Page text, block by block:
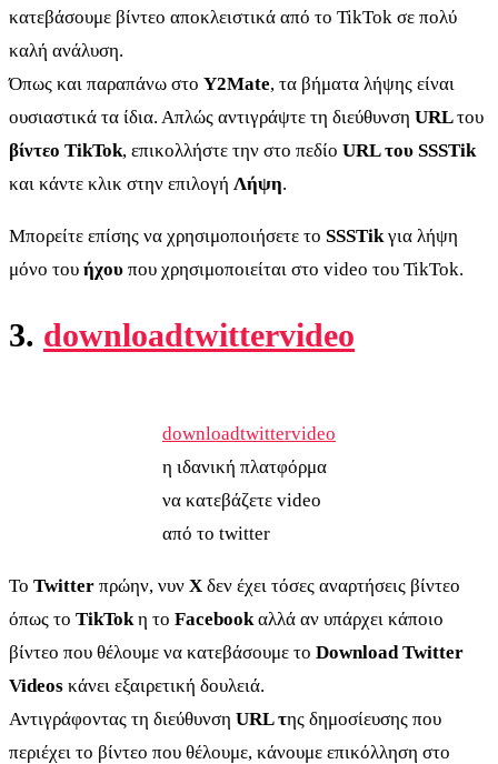
κατεβάσουμε βίντεο αποκλειστικά από το TikTok σε πολύ
καλή ανάλυση.
Όπως και παραπάνω στο Y2Mate, τα βήματα λήψης είναι
ουσιαστικά τα ίδια. Απλώς αντιγράψτε τη διεύθυνση URLτου
βίντεο TikTok, επικολλήστε την στο πεδίο URL του SSSTik
και κάντε κλικ στην επιλογή Λήψη.
Μπορείτε επίσης να χρησιμοποιήσετε το SSSTikγια λήψη
μόνο του ήχου που χρησιμοποιείται στο video του TikTok.
3. downloadtwittervideo
downloadtwittervideo
η ιδανική πλατφόρμα
να κατεβάζετε video
από το twitter
Το Twitter πρώην, νυν X δεν έχει τόσες αναρτήσεις βίντεο
όπως το TikTok η το Facebook αλλά αν υπάρχει κάποιο
βίντεο που θέλουμε να κατεβάσουμε το Download Twitter
Videos κάνει εξαιρετική δουλειά.
Αντιγράφοντας τη διεύθυνση URL της δημοσίευσης που
περιέχει το βίντεο που θέλουμε, κάνουμε επικόλληση στο